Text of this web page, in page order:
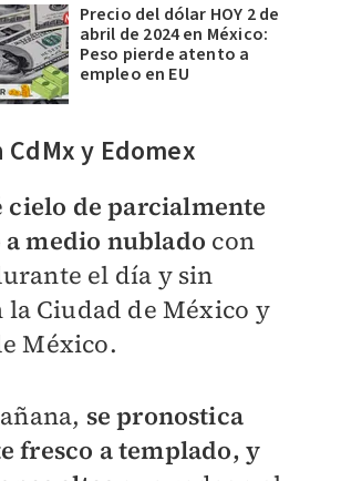
Precio del dólar HOY 2 de
abril de 2024 en México:
Peso pierde atento a
empleo en EU
CdMx y Edomex
cielo de parcialmente
medio nublado con
el día y sin
Ciudad de México y
México.
se pronostica
fresco a templado, y